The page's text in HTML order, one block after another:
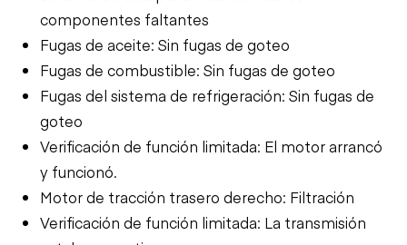
componentes faltantes
Fugas de aceite: Sin fugas de goteo
Fugas de combustible: Sin fugas de goteo
Fugas del sistema de refrigeración: Sin fugas de
goteo
Verificación de función limitada: El motor arrancó
y funcionó.
Motor de tracción trasero derecho: Filtración
Verificación de función limitada: La transmisión